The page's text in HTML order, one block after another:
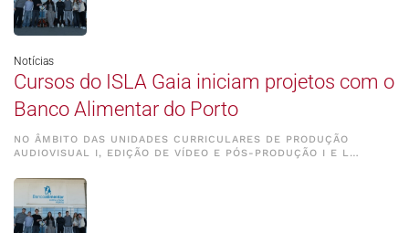
Notícias
Cursos do ISLA Gaia iniciam projetos com o
Banco Alimentar do Porto
NO ÂMBITO DAS UNIDADES CURRICULARES DE PRODUÇÃO
AUDIOVISUAL I, EDIÇÃO DE VÍDEO E PÓS-PRODUÇÃO I E L…